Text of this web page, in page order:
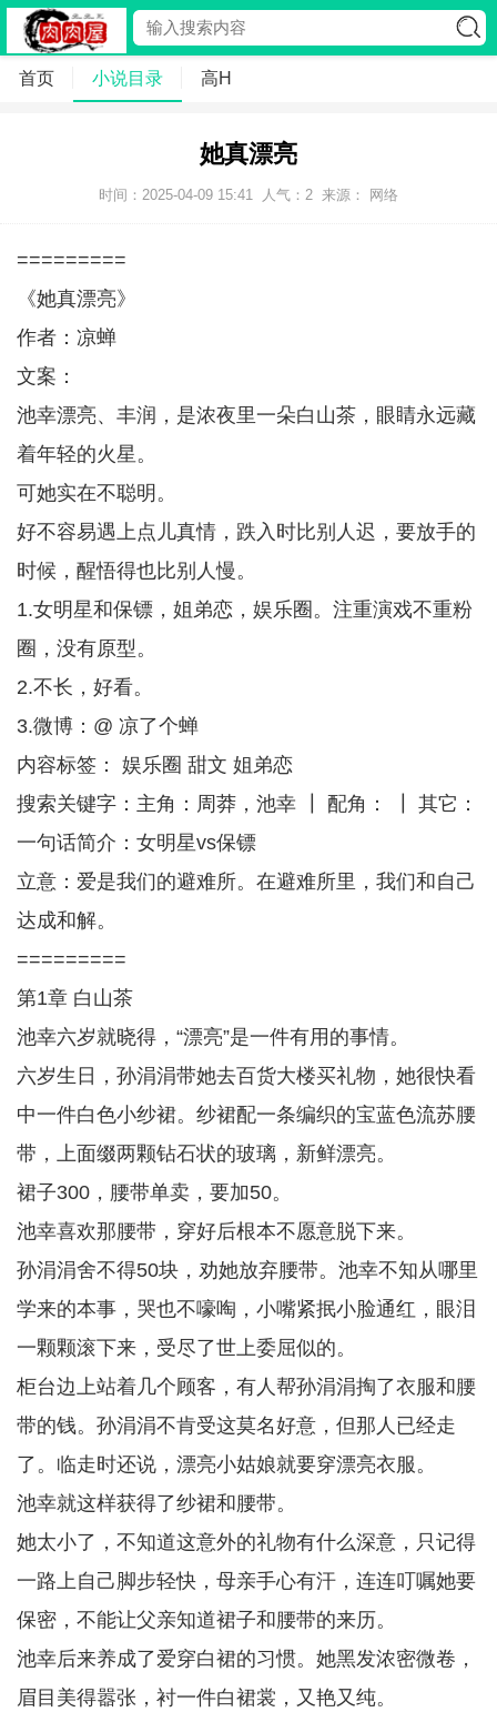
首页 小说目录 高H
她真漂亮
时间：2025-04-09 15:41 人气： 2 来源： 网络
=========
《她真漂亮》
作者：凉蝉
文案：
池幸漂亮、丰润，是浓夜里一朵白山茶，眼睛永远藏
着年轻的火星。
可她实在不聪明。
好不容易遇上点儿真情，跌入时比别人迟，要放手的
时候，醒悟得也比别人慢。
1.女明星和保镖，姐弟恋，娱乐圈。注重演戏不重粉
圈，没有原型。
2.不长，好看。
3.微博：@ 凉了个蝉
内容标签： 娱乐圈 甜文 姐弟恋
搜索关键字：主角：周莽，池幸 ┃ 配角： ┃ 其它：
一句话简介：女明星vs保镖
立意：爱是我们的避难所。在避难所里，我们和自己
达成和解。
=========
第1章 白山茶
池幸六岁就晓得，“漂亮”是一件有用的事情。
六岁生日，孙涓涓带她去百货大楼买礼物，她很快看
中一件白色小纱裙。纱裙配一条编织的宝蓝色流苏腰
带，上面缀两颗钻石状的玻璃，新鲜漂亮。
裙子300，腰带单卖，要加50。
池幸喜欢那腰带，穿好后根本不愿意脱下来。
孙涓涓舍不得50块，劝她放弃腰带。池幸不知从哪里
学来的本事，哭也不嚎啕，小嘴紧抿小脸通红，眼泪
一颗颗滚下来，受尽了世上委屈似的。
柜台边上站着几个顾客，有人帮孙涓涓掏了衣服和腰
带的钱。孙涓涓不肯受这莫名好意，但那人已经走
了。临走时还说，漂亮小姑娘就要穿漂亮衣服。
池幸就这样获得了纱裙和腰带。
她太小了，不知道这意外的礼物有什么深意，只记得
一路上自己脚步轻快，母亲手心有汗，连连叮嘱她要
保密，不能让父亲知道裙子和腰带的来历。
池幸后来养成了爱穿白裙的习惯。她黑发浓密微卷，
眉目美得嚣张，衬一件白裙裳，又艳又纯。